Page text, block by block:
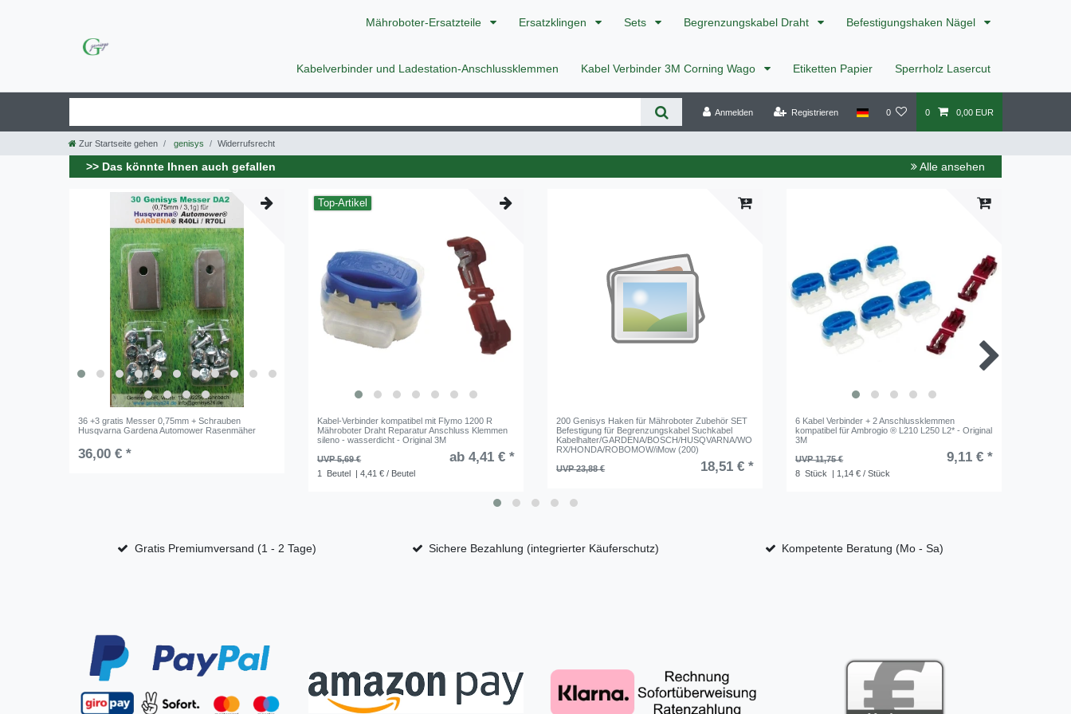
Mähroboter-Ersatzteile Ersatzklingen Sets Begrenzungskabel Draht Befestigungshaken Nägel
Kabelverbinder und Ladestation-Anschlussklemmen Kabel Verbinder 3M Corning Wago Etiketten Papier Sperrholz Lasercut
Anmelden Registrieren 0 0 0,00 EUR
Zur Startseite gehen genisys Widerrufsrecht
>> Das könnte Ihnen auch gefallen Alle ansehen
36 +3 gratis Messer 0,75mm + Schrauben
Husqvarna Gardena Automower Rasenmäher
36,00 € *
Top-Artikel
Kabel-Verbinder kompatibel mit Flymo 1200 R
Mähroboter Draht Reparatur Anschluss Klemmen
sileno - wasserdicht - Original 3M
UVP 5,69 €
ab 4,41 € *
1 Beutel | 4,41 € / Beutel
200 Genisys Haken für Mähroboter Zubehör SET
Befestigung für Begrenzungskabel Suchkabel
Kabelhalter/GARDENA/BOSCH/HUSQVARNA/WO
RX/HONDA/ROBOMOW/iMow (200)
UVP 23,88 €
18,51 € *
6 Kabel Verbinder + 2 Anschlussklemmen
kompatibel für Ambrogio ® L210 L250 L2* - Original
3M
UVP 11,75 €
9,11 € *
8 Stück | 1,14 € / Stück
Gratis Premiumversand (1 - 2 Tage) Sichere Bezahlung (integrierter Käuferschutz) Kompetente Beratung (Mo - Sa)